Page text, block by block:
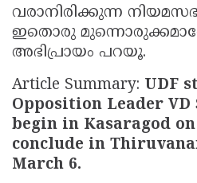
വരാനിരിക്കുന്ന
ഇതൊരു
അഭിപ്രായം പറയൂ.
Article Summary: UDF
Opposition Leader VD
begin in Kasaragod
conclude in
March 6.